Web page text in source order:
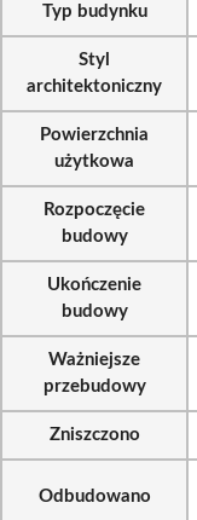
Typ budynku
Styl
architektoniczny
Powierzchnia
użytkowa
Rozpoczęcie
budowy
Ukończenie
budowy
Ważniejsze
przebudowy
Zniszczono
Odbudowano